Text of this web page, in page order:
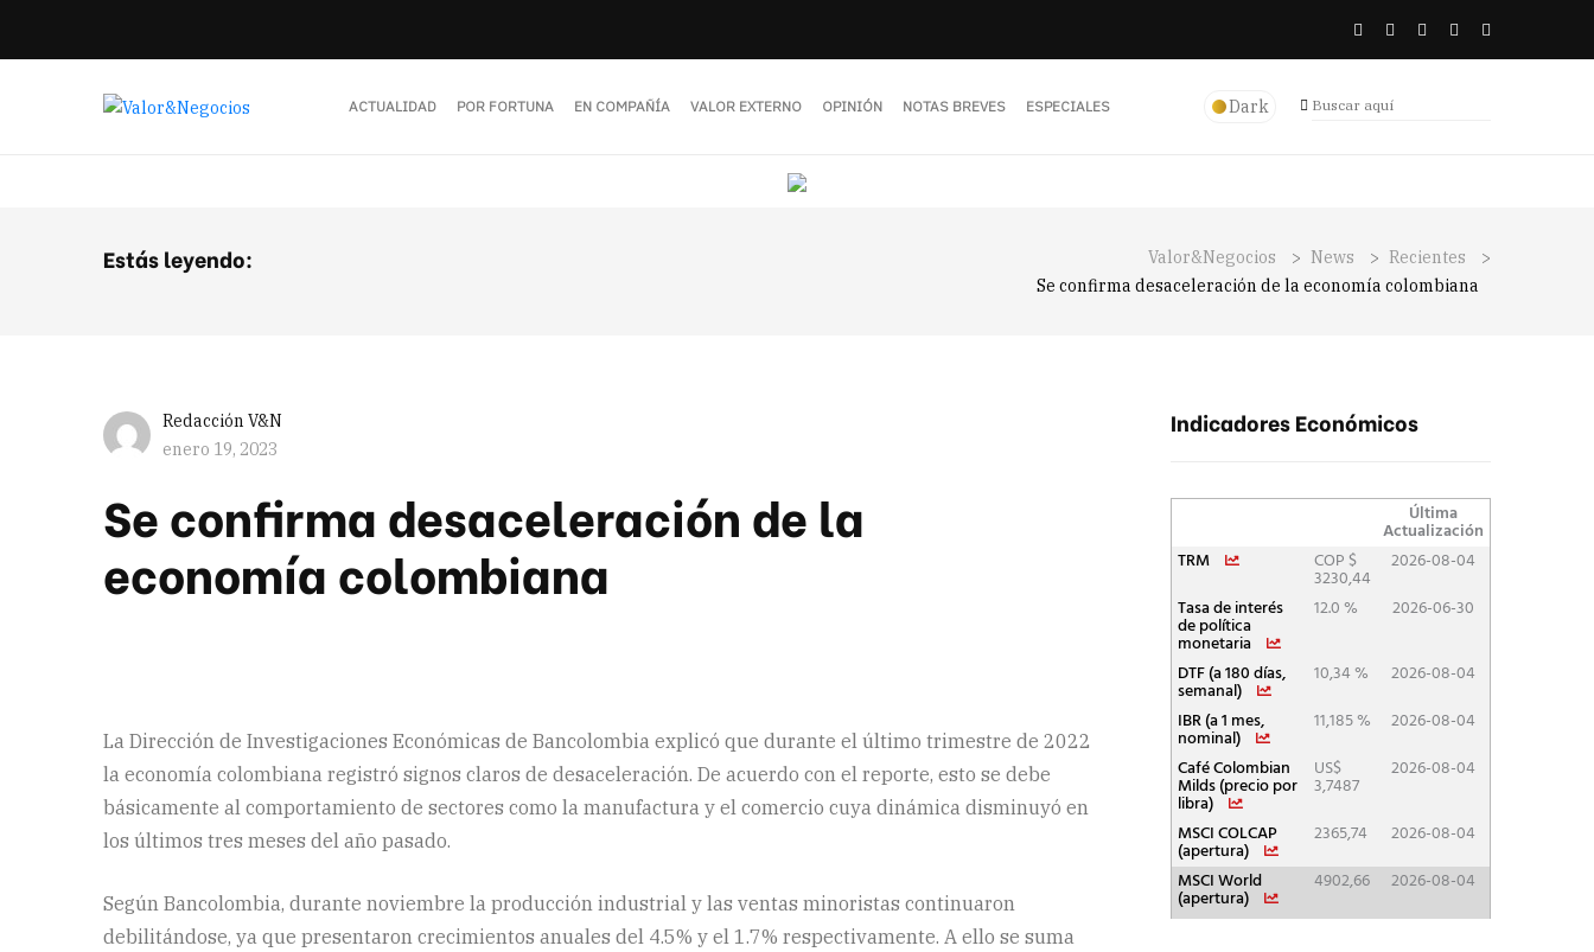
ACTUALIDAD POR FORTUNA EN COMPAÑÍA VALOR EXTERNO OPINIÓN NOTAS BREVES ESPECIALES Dark
Estás leyendo: Valor&Negocios > News > Recientes
>
Se confirma desaceleración de la economía colombiana
Redacción V&N
enero 19, 2023
Se confirma desaceleración de la
economía colombiana
La Dirección de Investigaciones Económicas de Bancolombia explicó que durante el último trimestre de 2022
la economía colombiana registró signos claros de desaceleración. De acuerdo con el reporte, esto se debe
básicamente al comportamiento de sectores como la manufactura y el comercio cuya dinámica disminuyó en
los últimos tres meses del año pasado.
Según Bancolombia, durante noviembre la producción industrial y las ventas minoristas continuaron
debilitándose, ya que presentaron crecimientos anuales del 4.5% y el 1.7% respectivamente. A ello se suma
Indicadores Económicos